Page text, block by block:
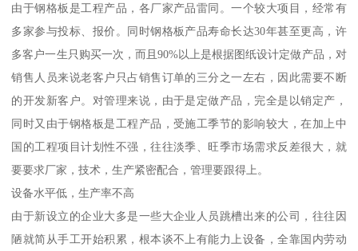
由于钢格板是工程产品，各厂家产品雷同。一个较大项目，经常有
多家参与投标、报价。同时钢格板产品寿命长达30年甚至更高，许
多客户一生只购买一次，而且90%以上是根据图纸设计定做产品，对
销售人员来说老客户只占销售订单的三分之一左右，因此需要不断
的开发新客户。对管理来说，由于是定做产品，完全是以销定产，
同时又由于钢格板是工程产品，受施工季节的影响较大，在加上中
国的工程项目计划性不强，往往淡季、旺季市场需求反差很大，就
要要求厂家，技术，生产紧密配合，管理要跟得上。
设备水平低，生产率不高
由于新设立的企业大多是一些大企业人员跳槽出来的公司，往往因
陋就简从手工开始积累，根本谈不上有能力上设备，全靠国内劳动